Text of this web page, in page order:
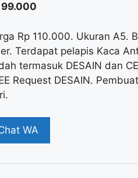
99.000
Rp 110.000. Ukuran A5.
Terdapat pelapis Kaca
termasuk DESAIN dan
Request DESAIN.
WA